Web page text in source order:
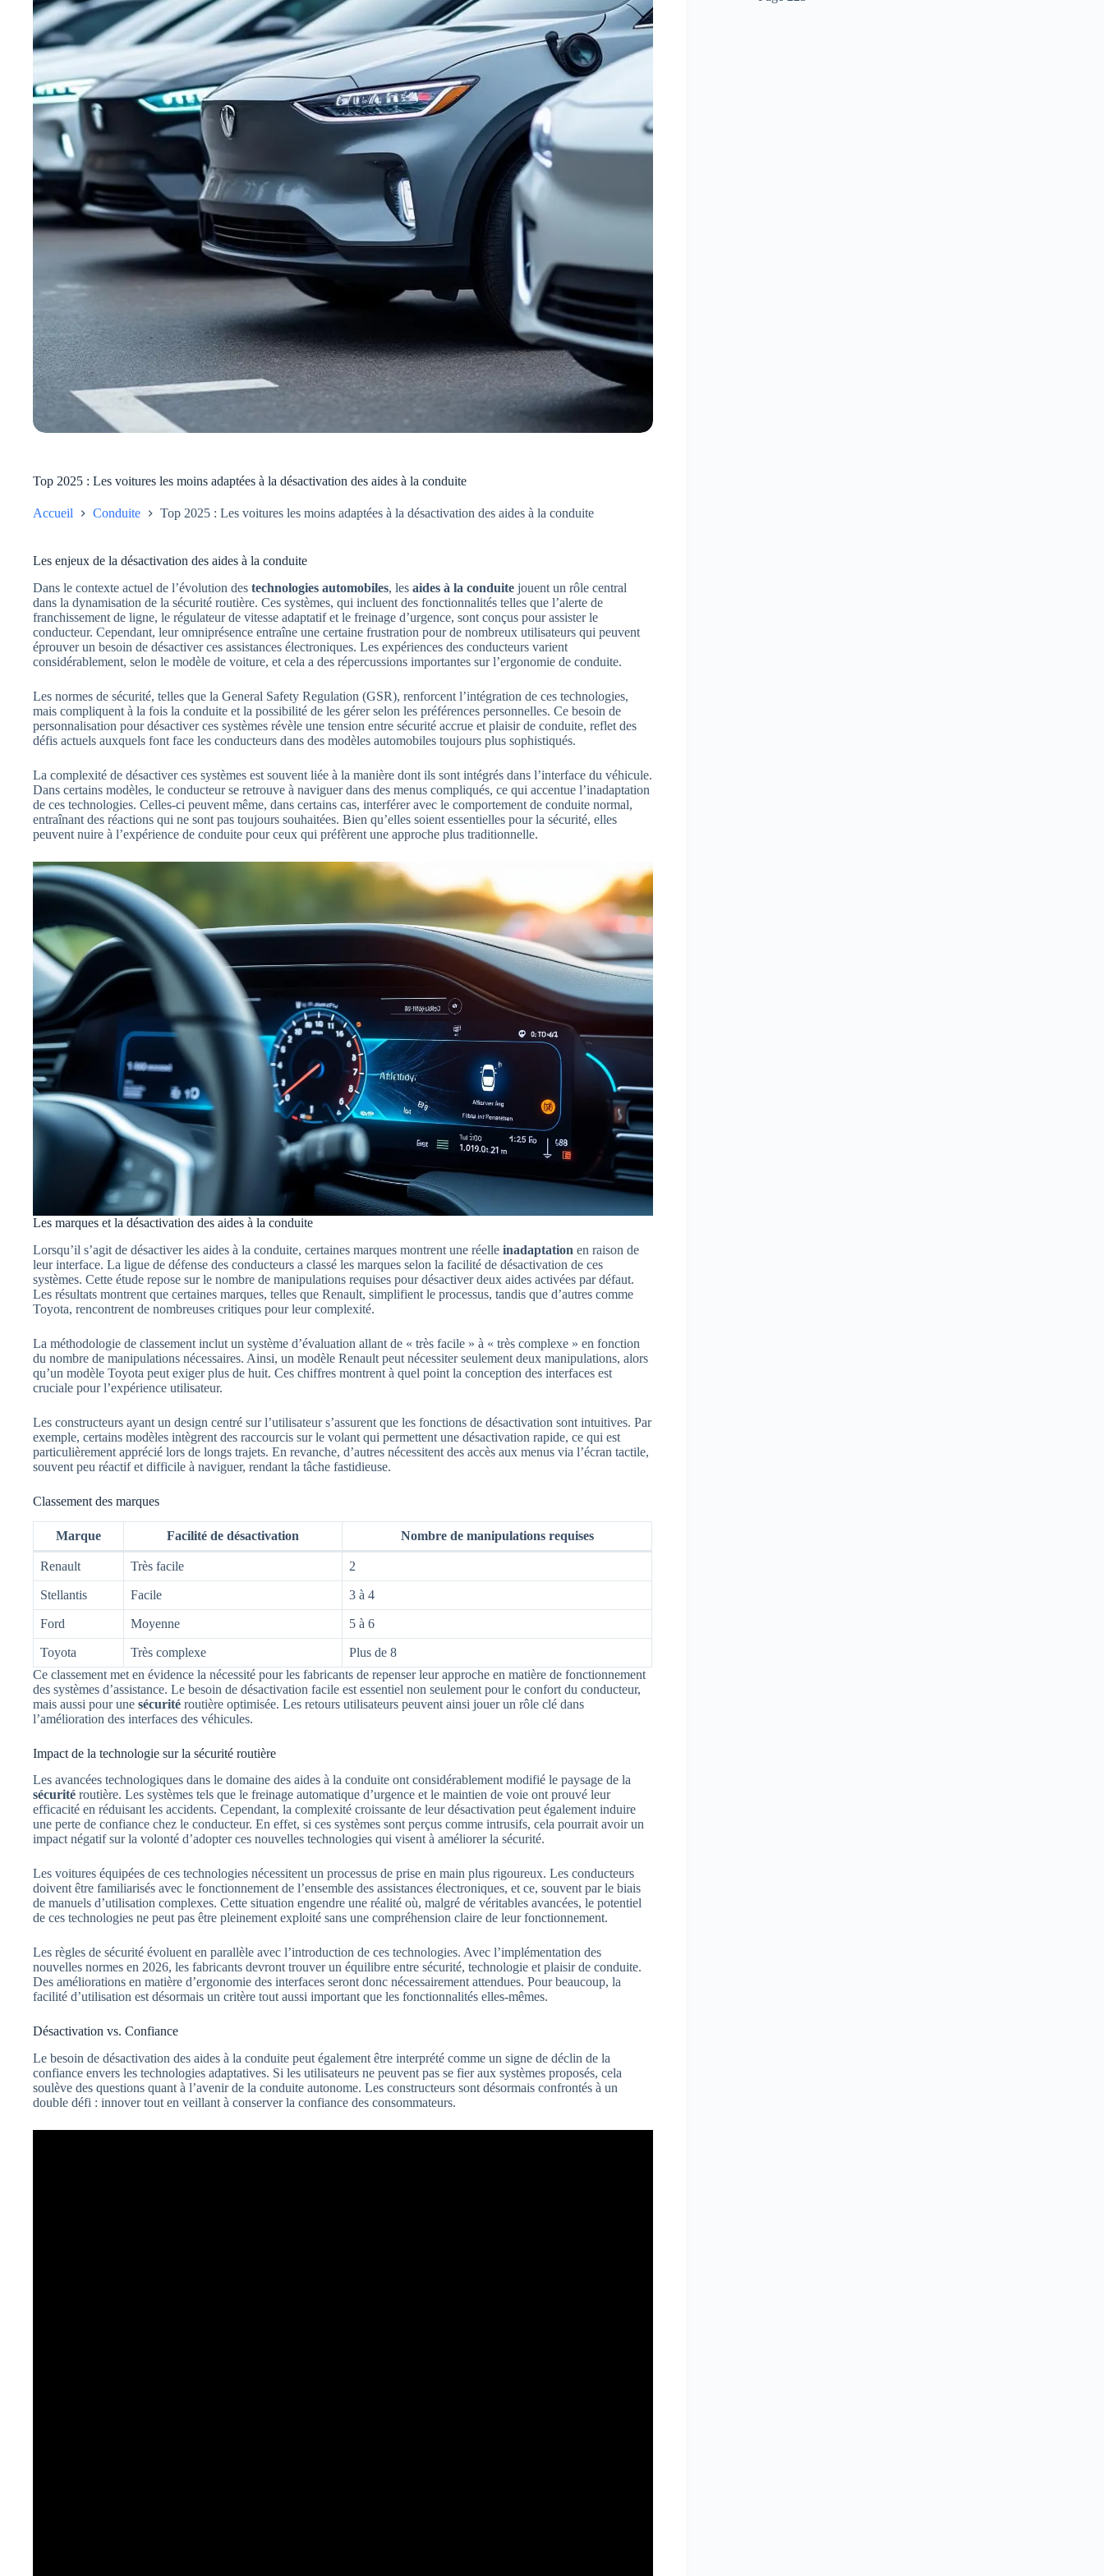
Top 2025 : Les voitures les moins adaptées à la désactivation des aides à la conduite
Accueil Conduite Top 2025 : Les voitures les moins adaptées à la désactivation des aides à la conduite
Les enjeux de la désactivation des aides à la conduite
Dans le contexte actuel de l’évolution des technologies automobiles, les aides à la conduite jouent un rôle central
dans la dynamisation de la sécurité routière. Ces systèmes, qui incluent des fonctionnalités telles que l’alerte de
franchissement de ligne, le régulateur de vitesse adaptatif et le freinage d’urgence, sont conçus pour assister le
conducteur. Cependant, leur omniprésence entraîne une certaine frustration pour de nombreux utilisateurs qui peuvent
éprouver un besoin de désactiver ces assistances électroniques. Les expériences des conducteurs varient
considérablement, selon le modèle de voiture, et cela a des répercussions importantes sur l’ergonomie de conduite.
Les normes de sécurité, telles que la General Safety Regulation (GSR), renforcent l’intégration de ces technologies,
mais compliquent à la fois la conduite et la possibilité de les gérer selon les préférences personnelles. Ce besoin de
personnalisation pour désactiver ces systèmes révèle une tension entre sécurité accrue et plaisir de conduite, reflet des
défis actuels auxquels font face les conducteurs dans des modèles automobiles toujours plus sophistiqués.
La complexité de désactiver ces systèmes est souvent liée à la manière dont ils sont intégrés dans l’interface du véhicule.
Dans certains modèles, le conducteur se retrouve à naviguer dans des menus compliqués, ce qui accentue l’inadaptation
de ces technologies. Celles-ci peuvent même, dans certains cas, interférer avec le comportement de conduite normal,
entraînant des réactions qui ne sont pas toujours souhaitées. Bien qu’elles soient essentielles pour la sécurité, elles
peuvent nuire à l’expérience de conduite pour ceux qui préfèrent une approche plus traditionnelle.
Les marques et la désactivation des aides à la conduite
Lorsqu’il s’agit de désactiver les aides à la conduite, certaines marques montrent une réelle inadaptation en raison de
leur interface. La ligue de défense des conducteurs a classé les marques selon la facilité de désactivation de ces
systèmes. Cette étude repose sur le nombre de manipulations requises pour désactiver deux aides activées par défaut.
Les résultats montrent que certaines marques, telles que Renault, simplifient le processus, tandis que d’autres comme
Toyota, rencontrent de nombreuses critiques pour leur complexité.
La méthodologie de classement inclut un système d’évaluation allant de « très facile » à « très complexe » en fonction
du nombre de manipulations nécessaires. Ainsi, un modèle Renault peut nécessiter seulement deux manipulations, alors
qu’un modèle Toyota peut exiger plus de huit. Ces chiffres montrent à quel point la conception des interfaces est
cruciale pour l’expérience utilisateur.
Les constructeurs ayant un design centré sur l’utilisateur s’assurent que les fonctions de désactivation sont intuitives. Par
exemple, certains modèles intègrent des raccourcis sur le volant qui permettent une désactivation rapide, ce qui est
particulièrement apprécié lors de longs trajets. En revanche, d’autres nécessitent des accès aux menus via l’écran tactile,
souvent peu réactif et difficile à naviguer, rendant la tâche fastidieuse.
Classement des marques
Marque Facilité de désactivation Nombre de manipulations requises
Renault Très facile 2
Stellantis Facile 3 à 4
Ford Moyenne 5 à 6
Toyota Très complexe
Plus de 8
Ce classement met en évidence la nécessité pour les fabricants de repenser leur approche en matière de fonctionnement
des systèmes d’assistance. Le besoin de désactivation facile est essentiel non seulement pour le confort du conducteur,
mais aussi pour une sécurité routière optimisée. Les retours utilisateurs peuvent ainsi jouer un rôle clé dans
l’amélioration des interfaces des véhicules.
Impact de la technologie sur la sécurité routière
Les avancées technologiques dans le domaine des aides à la conduite ont considérablement modifié le paysage de la
sécurité routière. Les systèmes tels que le freinage automatique d’urgence et le maintien de voie ont prouvé leur
efficacité en réduisant les accidents. Cependant, la complexité croissante de leur désactivation peut également induire
une perte de confiance chez le conducteur. En effet, si ces systèmes sont perçus comme intrusifs, cela pourrait avoir un
impact négatif sur la volonté d’adopter ces nouvelles technologies qui visent à améliorer la sécurité.
Les voitures équipées de ces technologies nécessitent un processus de prise en main plus rigoureux. Les conducteurs
doivent être familiarisés avec le fonctionnement de l’ensemble des assistances électroniques, et ce, souvent par le biais
de manuels d’utilisation complexes. Cette situation engendre une réalité où, malgré de véritables avancées, le potentiel
de ces technologies ne peut pas être pleinement exploité sans une compréhension claire de leur fonctionnement.
Les règles de sécurité évoluent en parallèle avec l’introduction de ces technologies. Avec l’implémentation des
nouvelles normes en 2026, les fabricants devront trouver un équilibre entre sécurité, technologie et plaisir de conduite.
Des améliorations en matière d’ergonomie des interfaces seront donc nécessairement attendues. Pour beaucoup, la
facilité d’utilisation est désormais un critère tout aussi important que les fonctionnalités elles-mêmes.
Désactivation vs. Confiance
Le besoin de désactivation des aides à la conduite peut également être interprété comme un signe de déclin de la
confiance envers les technologies adaptatives. Si les utilisateurs ne peuvent pas se fier aux systèmes proposés, cela
soulève des questions quant à l’avenir de la conduite autonome. Les constructeurs sont désormais confrontés à un
double défi : innover tout en veillant à conserver la confiance des consommateurs.